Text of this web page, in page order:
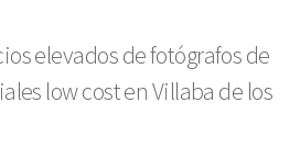
elevados de fotógrafos de
low cost en Villaba de los